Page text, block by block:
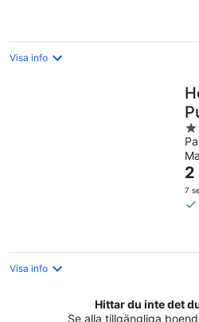
Visa info
4
of
5
är
2
2
7
Visa info
Hittar du inte det
Se alla tillgängliga